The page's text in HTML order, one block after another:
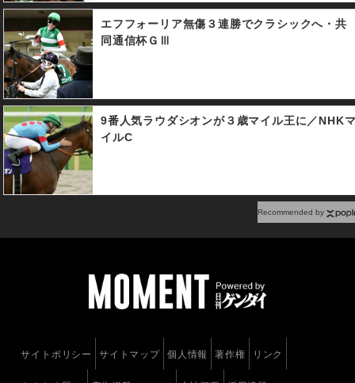
エフフォーリア無傷３連勝でクラシックへ・共
同通信杯ＧⅢ
9番人気ラウダシオンが３歳マイル王に／NHK
イルC
Recommended by
サイトポリシー サイトマップ 個人情報 著作権 リンク